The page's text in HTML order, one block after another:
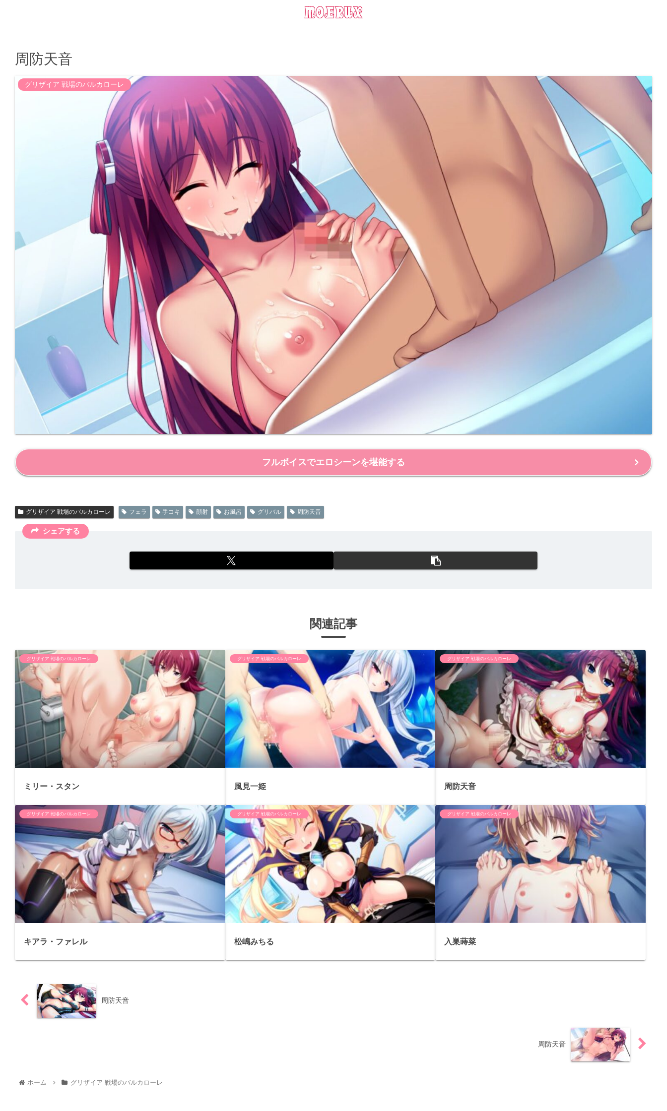
周防天音
グリザイア 戦場のバルカローレ
フルボイスでエロシーンを堪能する
グリザイア 戦場のバルカローレ フェラ 手コキ 顔射 お風呂 グリバル 周防天音
シェアする
関連記事
グリザイア 戦場のバルカローレ
ミリー・スタン
グリザイア 戦場のバルカローレ
風見一姫
グリザイア 戦場のバルカローレ
周防天音
グリザイア 戦場のバルカローレ
キアラ・ファレル
グリザイア 戦場のバルカローレ
松嶋みちる
グリザイア 戦場のバルカローレ
入巣蒔菜
周防天音
周防天音
ホーム グリザイア 戦場のバルカローレ